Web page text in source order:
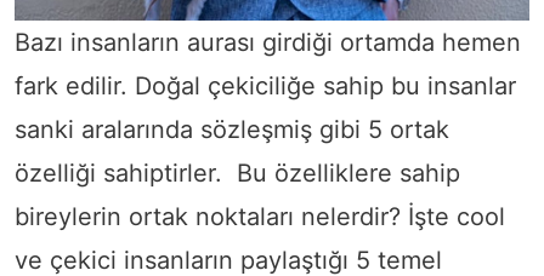
Bazı insanların aurası girdiği ortamda hemen
fark edilir. Doğal çekiciliğe sahip bu insanlar
sanki aralarında sözleşmiş gibi 5 ortak
özelliği sahiptirler. Bu özelliklere sahip
bireylerin ortak noktaları nelerdir? İşte cool
ve çekici insanların paylaştığı 5 temel